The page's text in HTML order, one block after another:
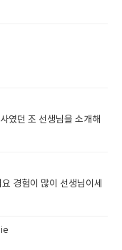
였던 조 선생님을 소개해
경험이 많이 선생님이세